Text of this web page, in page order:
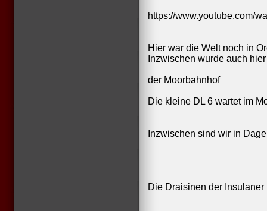
https://www.youtube.com/
Hier war die Welt noch in
Inzwischen wurde auch
der Moorbahnhof
Die kleine DL 6 wartet im
Inzwischen sind wir in
Die Draisinen der Insulaner